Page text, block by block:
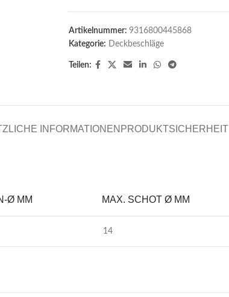
Artikelnummer: 9316800445868
Kategorie: Deckbeschläge
Teilen:
INFORMATIONEN PRODUKTSICHERHEIT
Ø MM MAX. SCHOT Ø MM
14